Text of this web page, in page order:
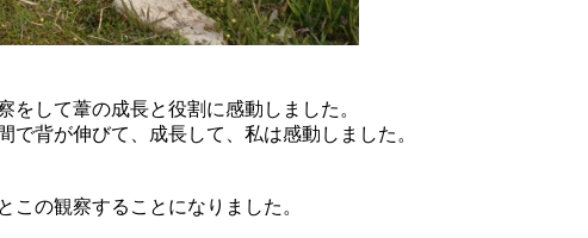
して葦の成長と役割に感動しました。
背が伸びて、成長して、私は感動しました。
の観察することになりました。